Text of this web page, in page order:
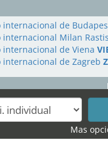
de
Milan
de Viena
de Zagreb
Mas